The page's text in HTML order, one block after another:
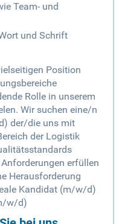
Team- und
und Schrift
Position
Rolle in unserem
Wir suchen eine/n
der/die uns mit
der Logistik
erfüllen
Herausforderung
Kandidat (m/w/d)
w/d)